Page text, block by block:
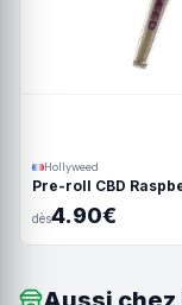
Hollyweed
Pre-roll CBD
dès4.90€